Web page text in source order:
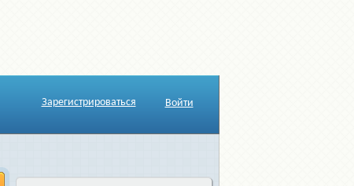
Зарегистрироваться Войти